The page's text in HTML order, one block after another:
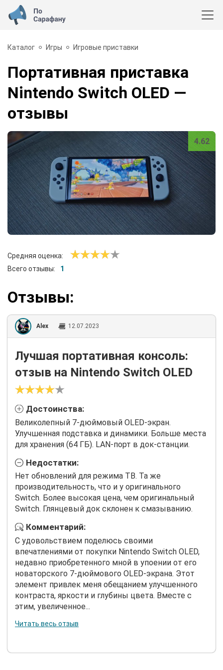
Каталог Игры Игровые приставки
Портативная приставка
Nintendo Switch OLED —
отзывы
4.62
Средняя оценка:
Всего отзывы:
1
Отзывы:
Alex 12.07.2023
Лучшая портативная консоль:
отзыв на Nintendo Switch OLED
Достоинства:
Великолепный 7-дюймовый OLED-экран.
Улучшенная подставка и динамики. Больше места
для хранения (64 ГБ). LAN-порт в док-станции.
Недостатки:
Нет обновлений для режима ТВ. Та же
производительность, что и у оригинального
Switch. Более высокая цена, чем оригинальный
Switch. Глянцевый док склонен к смазыванию.
Комментарий:
С удовольствием поделюсь своими
впечатлениями от покупки Nintendo Switch OLED,
недавно приобретенного мной в упоении от его
новаторского 7-дюймового OLED-экрана. Этот
элемент привлек меня обещанием улучшенного
контраста, яркости и глубины цвета. Вместе с
этим, увеличенное...
Читать весь отзыв